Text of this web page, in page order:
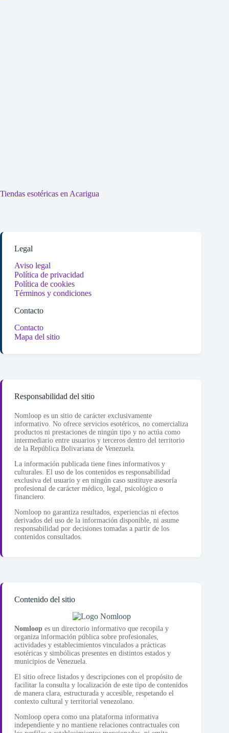
Tiendas esotéricas en Acarigua
Legal
Aviso legal
Política de privacidad
Política de cookies
Términos y condiciones
Contacto
Contacto
Mapa del sitio
Responsabilidad del sitio
Nomloop es un sitio de carácter exclusivamente
informativo. No ofrece servicios esotéricos, no comercializa
productos ni prestaciones de ningún tipo y no actúa como
intermediario entre usuarios y terceros dentro del territorio
de la República Bolivariana de Venezuela.
La información publicada tiene fines informativos y
culturales. El uso de los contenidos es responsabilidad
exclusiva del usuario y en ningún caso sustituye asesoría
profesional de carácter médico, legal, psicológico o
financiero.
Nomloop no garantiza resultados, experiencias ni efectos
derivados del uso de la información disponible, ni asume
responsabilidad por decisiones tomadas a partir de los
contenidos consultados.
Contenido del sitio
Nomloop es un directorio informativo que recopila y
organiza información pública sobre profesionales,
actividades y establecimientos vinculados a prácticas
esotéricas y simbólicas presentes en distintos estados y
municipios de Venezuela.
El sitio ofrece listados y descripciones con el propósito de
facilitar la consulta y localización de este tipo de contenidos
de manera clara, estructurada y accesible, respetando el
contexto cultural y territorial venezolano.
Nomloop opera como una plataforma informativa
independiente y no mantiene relaciones contractuales con